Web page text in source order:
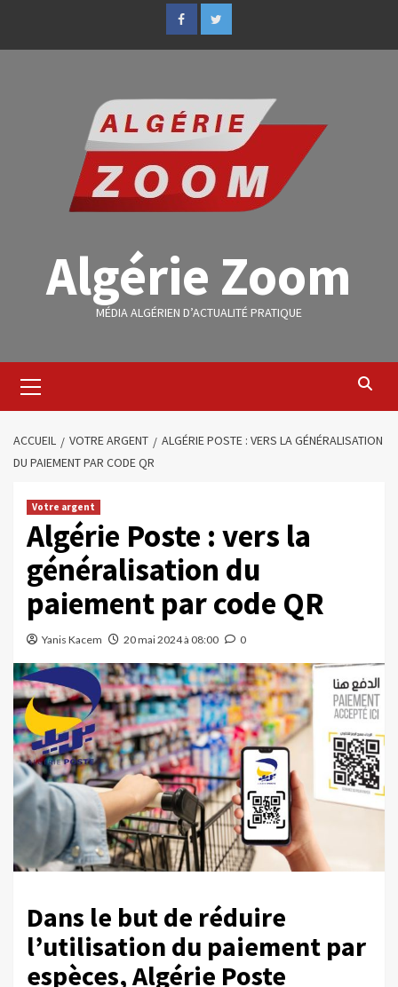
Algérie Zoom
MÉDIA ALGÉRIEN D’ACTUALITÉ PRATIQUE
ACCUEIL VOTRE ARGENT
ALGÉRIE POSTE : VERS LA GÉNÉRALISATION
DU PAIEMENT PAR CODE QR
Votre argent
Algérie Poste : vers la
généralisation du
paiement par code QR
Yanis Kacem 20 mai 2024 à 08:00 0
Dans le but de réduire
l’utilisation du paiement par
espèces, Algérie Poste